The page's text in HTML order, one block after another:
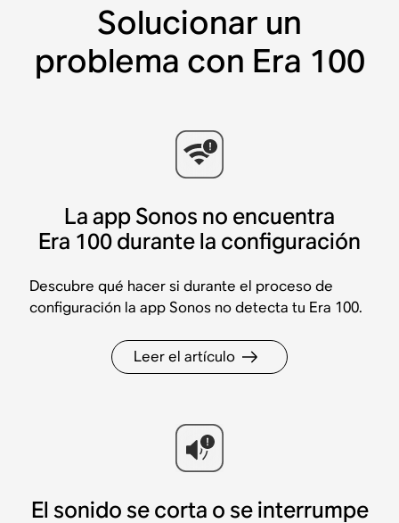
Solucionar un
problema con Era 100
La app Sonos no encuentra
Era 100 durante la configuración
Descubre qué hacer si durante el proceso de
configuración la app Sonos no detecta tu Era 100.
Leer el artículo
El sonido se corta o se interrumpe